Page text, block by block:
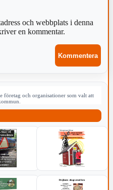
och webbplats i denna
en kommentar.
företag och organisationer som valt att